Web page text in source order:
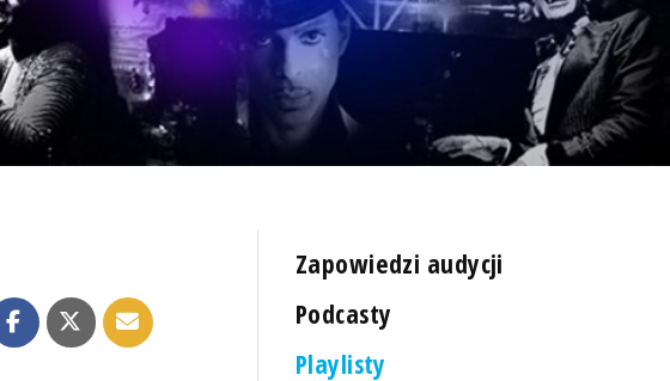
Zapowiedzi audycji
Podcasty
Playlisty